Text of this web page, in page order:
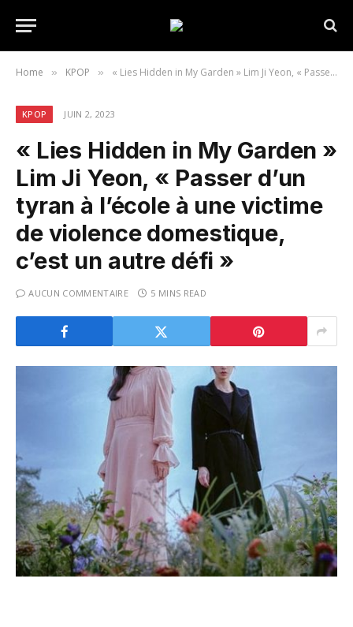
Home » KPOP » « Lies Hidden in My Garden » Lim Ji Yeon, « Passer d’un tyran à l’école à une victime de violence domestique, c’est un autre défi »
KPOP JUIN 2, 2023
« Lies Hidden in My Garden »
Lim Ji Yeon, « Passer d’un
tyran à l’école à une victime
de violence domestique,
c’est un autre défi »
AUCUN COMMENTAIRE 5 MINS READ